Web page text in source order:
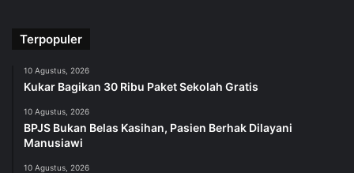
Terpopuler
10 Agustus, 2026
Kukar Bagikan 30 Ribu Paket Sekolah Gratis
10 Agustus, 2026
BPJS Bukan Belas Kasihan, Pasien Berhak Dilayani
Manusiawi
10 Agustus, 2026